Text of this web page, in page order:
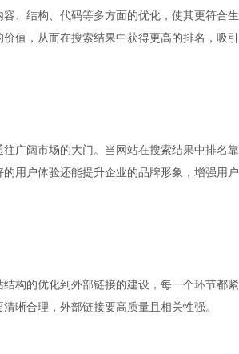
、结构、代码等多方面的优化，使其更符合
值，从而在搜索结果中获得更高的排名，吸
广阔市场的大门。当网站在搜索结果中排名
用户体验还能提升企业的品牌形象，增强用
构的优化到外部链接的建设，每一个环节都
晰合理，外部链接要高质量且相关性强。